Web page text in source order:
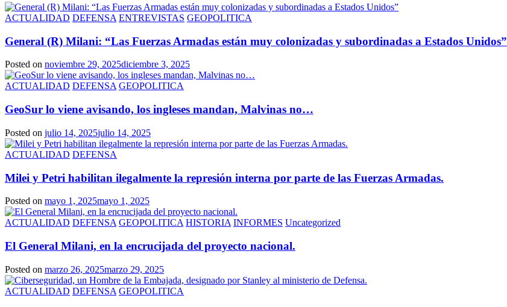
ACTUALIDAD DEFENSA ENTREVISTAS GEOPOLITICA
General (R) Milani: “Las Fuerzas Armadas están muy colonizadas y subordinadas a Estados Unidos”
Posted on noviembre 29, 2025diciembre 3, 2025
ACTUALIDAD DEFENSA GEOPOLITICA
GeoSur lo viene avisando, los ingleses mandan, Malvinas no…
Posted on julio 14, 2025julio 14, 2025
ACTUALIDAD DEFENSA
Milei y Petri habilitan ilegalmente la represión interna por parte de las Fuerzas Armadas.
Posted on mayo 1, 2025mayo 1, 2025
ACTUALIDAD DEFENSA GEOPOLITICA HISTORIA INFORMES Uncategorized
El General Milani, en la encrucijada del proyecto nacional.
Posted on marzo 26, 2025marzo 29, 2025
ACTUALIDAD DEFENSA GEOPOLITICA